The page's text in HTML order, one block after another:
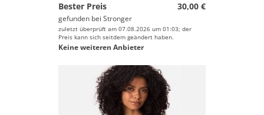
Bester Preis
30,00 €
gefunden bei Stronger
zuletzt überprüft am 07.08.2026 um 01:03; der
Preis kann sich seitdem geändert haben.
Keine weiteren Anbieter